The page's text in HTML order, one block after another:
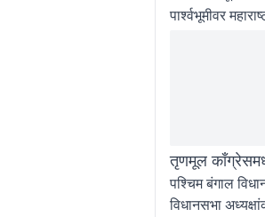
पार्श्वभूमीवर
तृणमूल
पश्चिम बंगाल
विधानसभा